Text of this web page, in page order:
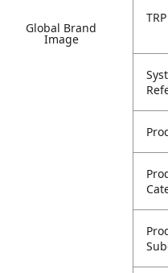
Global Brand
Image